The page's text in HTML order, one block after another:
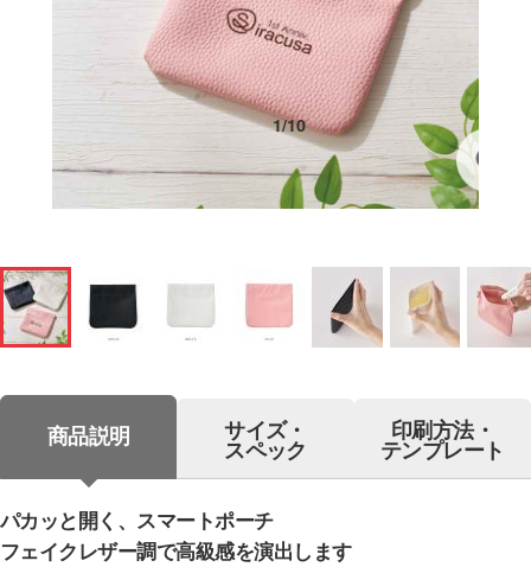
1/10
商品説明 サイズ・
スペック
印刷方法・
テンプレート
パカッと開く、スマートポーチ
フェイクレザー調で高級感を演出します